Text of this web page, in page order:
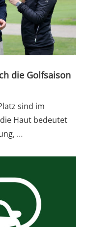
die Golfsaison
sind im
Haut bedeutet
…